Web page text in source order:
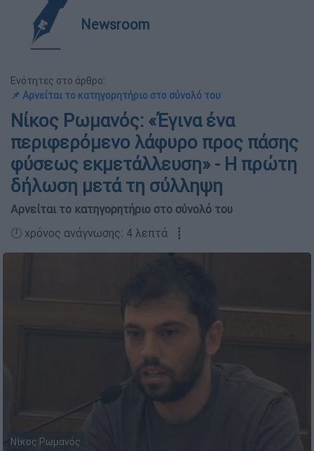
Newsroom
Ενότητες στο άρθρο:
📌 Αρνείται το κατηγορητήριο στο σύνολό του
Νίκος Ρωμανός: «Έγινα ένα
περιφερόμενο λάφυρο προς πάσης
φύσεως εκμετάλλευση» - H πρώτη
δήλωση μετά τη σύλληψη
Αρνείται το κατηγορητήριο στο σύνολό του
🕛 χρόνος ανάγνωσης: 4 λεπτά ┋
Νίκος Ρωμανός